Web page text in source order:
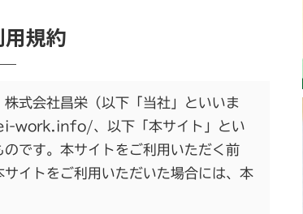
規約
式会社昌栄（以下「当社」といいま
work.info/、以下「本サイト」とい
です。本サイトをご利用いただく前
イトをご利用いただいた場合には、本